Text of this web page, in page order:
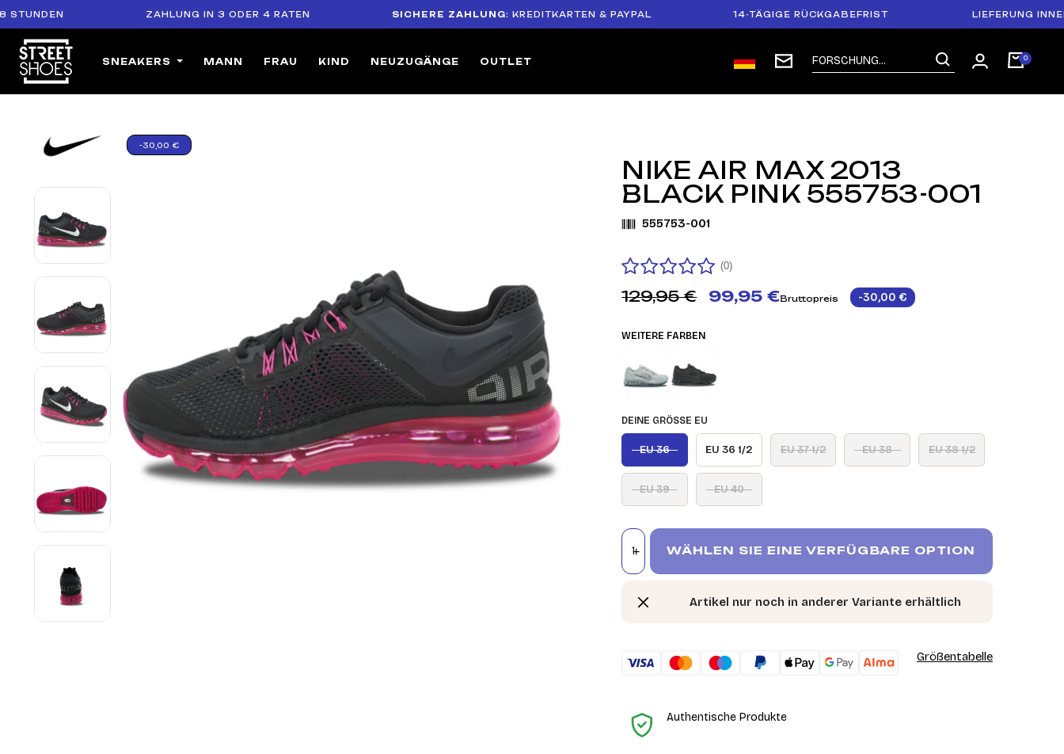
ZAHLUNG IN 3 ODER 4 RATEN SICHERE ZAHLUNG: KREDITKARTEN & PAYPAL 14-TÄGIGE RÜCKGABEFRIST LIEFERUNG
SNEAKERS MANN FRAU KIND NEUZUGÄNGE OUTLET
-30,00 €
NIKE AIR MAX 2013
BLACK PINK 555753-001
555753-001
(0)
129,95 € 99,95 €Bruttopreis -30,00 €
WEITERE FARBEN
DEINE GRÖSSE EU
EU 36 EU 36 1/2 EU 37 1/2 EU 38 EU 38 1/2
EU 39 EU 40
WÄHLEN SIE EINE VERFÜGBARE OPTION
Artikel nur noch in anderer Variante erhältlich
Größentabelle
Authentische Produkte